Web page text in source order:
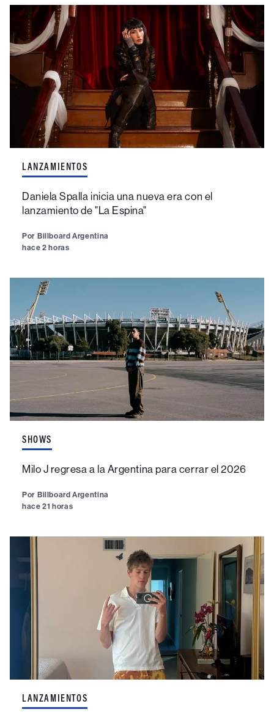
LANZAMIENTOS
Daniela Spalla inicia una nueva era con el
lanzamiento de "La Espina"
Por Billboard Argentina
hace 2 horas
SHOWS
Milo J regresa a la Argentina para cerrar el 2026
Por Billboard Argentina
hace 21 horas
LANZAMIENTOS